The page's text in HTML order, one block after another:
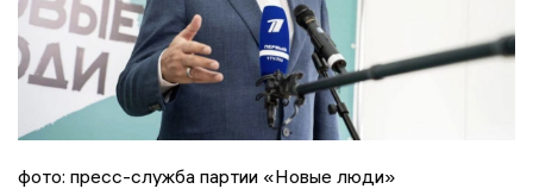
фото: пресс-служба партии «Новые люди»